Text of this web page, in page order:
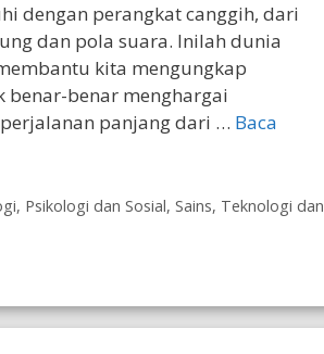
dengan perangkat canggih, dari
dan pola suara. Inilah dunia
kita mengungkap
benar-benar menghargai
panjang dari … Baca
, Psikologi dan Sosial, Sains, Teknologi dan